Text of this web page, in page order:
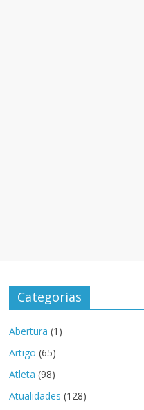
Categorias
Abertura (1)
Artigo (65)
Atleta (98)
Atualidades (128)